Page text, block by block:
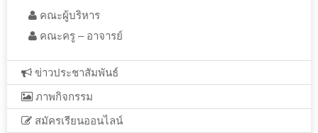
คณะผู้บริหาร
คณะครู – อาจารย์
ข่าวประชาสัมพันธ์
ภาพกิจกรรม
สมัครเรียนออนไลน์